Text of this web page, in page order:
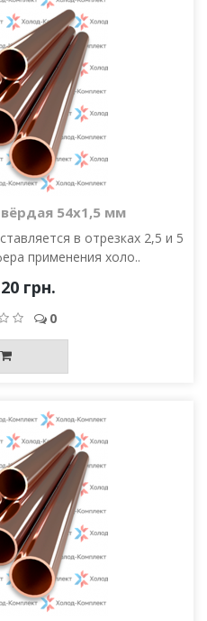
54х1,5 мм
в отрезках 2,5 и 5
применения холо..
грн.
0